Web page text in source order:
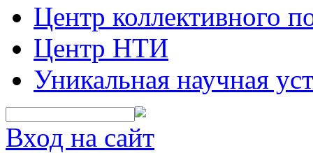
Центр коллективного
Центр НТИ
Уникальная научная
Вход на сайт